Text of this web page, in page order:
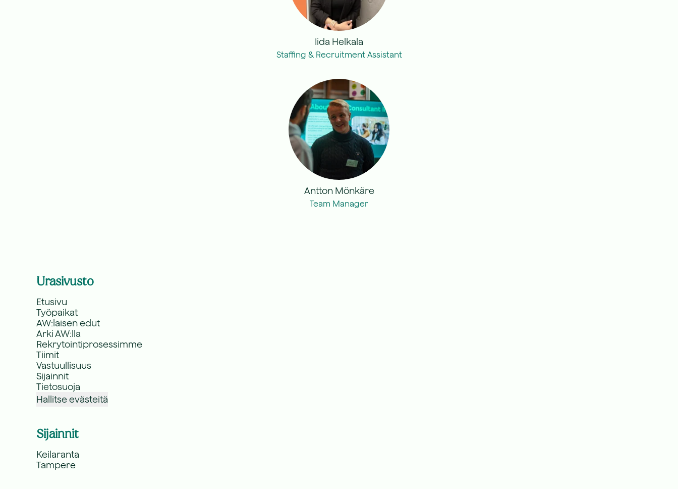
Iida Helkala
Staffing & Recruitment Assistant
Antton Mönkäre
Team Manager
Urasivusto
Etusivu
Työpaikat
AW:laisen edut
Arki AW:lla
Rekrytointiprosessimme
Tiimit
Vastuullisuus
Sijainnit
Tietosuoja
Hallitse evästeitä
Sijainnit
Keilaranta
Tampere